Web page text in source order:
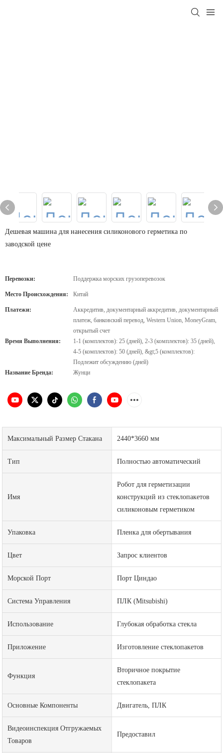
Дешевая машина для нанесения силиконового герметика по
заводской цене
Перевозки: Поддержка морских грузоперевозок
Место Происхождения: Китай
Платежи:
Аккредитив, документарный аккредитив, документарный
платеж, банковский перевод, Western Union, MoneyGram,
открытый счет
Время Выполнения:
1-1 (комплектов): 25 (дней), 2-3 (комплектов): 35 (дней),
4-5 (комплектов): 50 (дней), &gt;5 (комплектов):
Подлежит обсуждению (дней)
Название Бренда:
Жунци
Максимальный Размер Стакана 2440*3660 мм
Тип Полностью автоматический
Имя
Робот для герметизации
конструкций из стеклопакетов
силиконовым герметиком
Упаковка Пленка для обертывания
Цвет Запрос клиентов
Морской Порт Порт Циндао
Система Управления ПЛК (Mitsubishi)
Использование Глубокая обработка стекла
Приложение Изготовление стеклопакетов
Функция
Вторичное покрытие
стеклопакета
Основные Компоненты Двигатель, ПЛК
Видеоинспекция Отгружаемых
Товаров
Предоставил